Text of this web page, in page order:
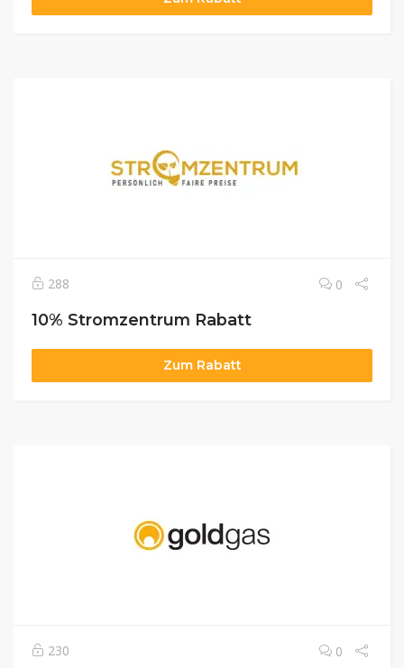
288 0
10% Stromzentrum Rabatt
Zum Rabatt
230 0